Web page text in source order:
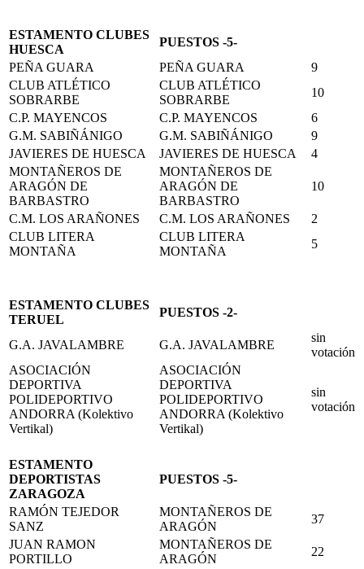
ESTAMENTO CLUBES
HUESCA
PUESTOS -5-
PEÑA GUARA
PEÑA GUARA
9
CLUB ATLÉTICO
SOBRARBE
CLUB ATLÉTICO
SOBRARBE
10
C.P. MAYENCOS
C.P. MAYENCOS
6
G.M. SABIÑÁNIGO
G.M. SABIÑÁNIGO
9
JAVIERES DE HUESCA
JAVIERES DE HUESCA
4
MONTAÑEROS DE
ARAGÓN DE
BARBASTRO
MONTAÑEROS DE
ARAGÓN DE
BARBASTRO
10
C.M. LOS ARAÑONES C.M. LOS ARAÑONES
2
CLUB LITERA
MONTAÑA
CLUB LITERA
MONTAÑA
5
ESTAMENTO CLUBES
TERUEL
PUESTOS -2-
G.A. JAVALAMBRE G.A. JAVALAMBRE
sin
votación
ASOCIACIÓN
DEPORTIVA
POLIDEPORTIVO
ANDORRA (Kolektivo
Vertikal)
ASOCIACIÓN
DEPORTIVA
POLIDEPORTIVO
ANDORRA (Kolektivo
Vertikal)
sin
votación
ESTAMENTO
DEPORTISTAS
ZARAGOZA
PUESTOS -5-
RAMÓN TEJEDOR
SANZ
MONTAÑEROS DE
ARAGÓN
37
JUAN RAMON
PORTILLO
MONTAÑEROS DE
ARAGÓN
22